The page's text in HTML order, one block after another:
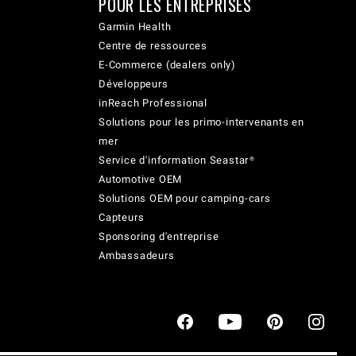
POUR LES ENTREPRISES
Garmin Health
Centre de ressources
E-Commerce (dealers only)
Développeurs
inReach Professional
Solutions pour les primo-intervenants en
mer
Service d'information Seastar®
Automotive OEM
Solutions OEM pour camping-cars
Capteurs
Sponsoring d'entreprise
Ambassadeurs